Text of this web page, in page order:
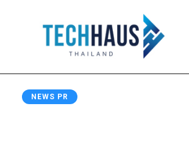
NEWS PR